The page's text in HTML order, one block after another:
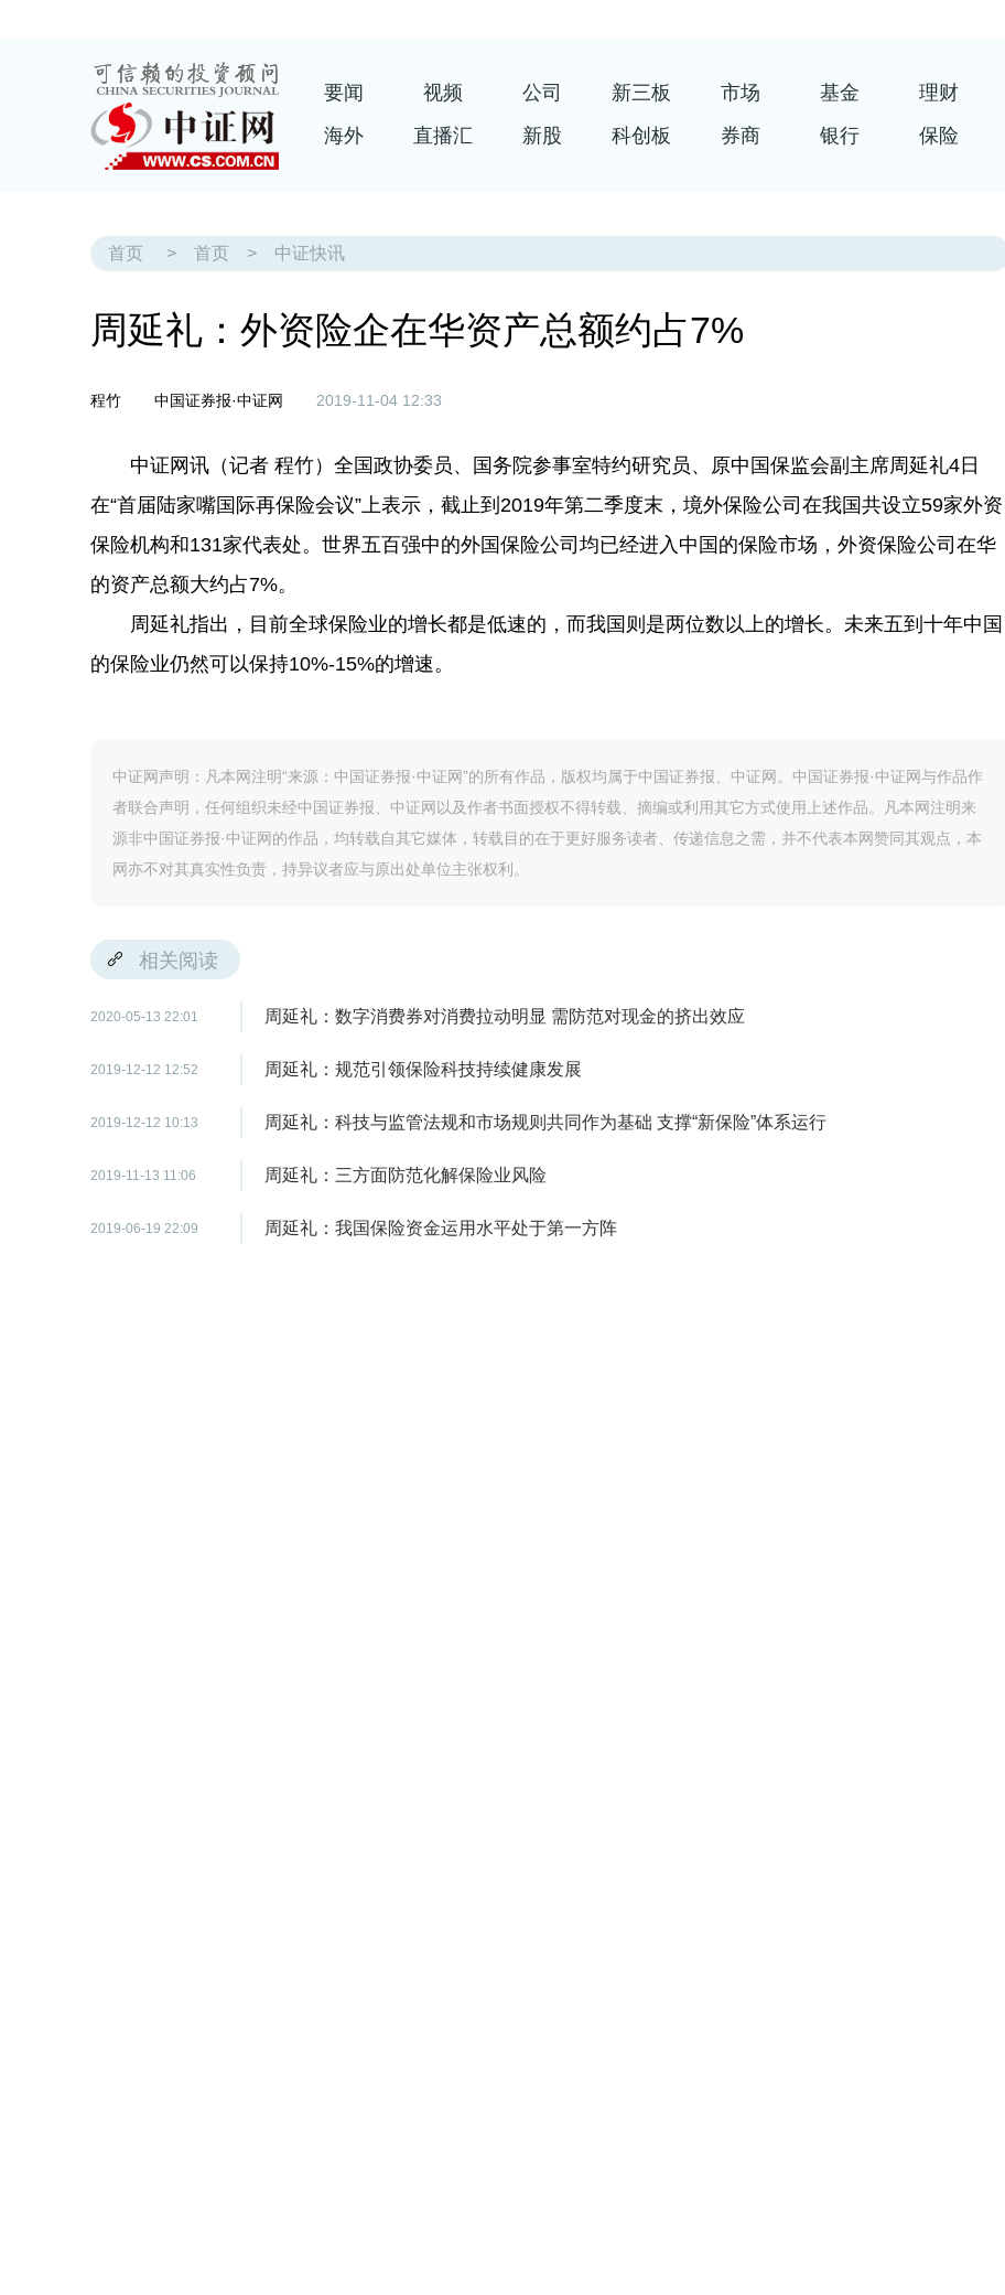
要闻 视频 公司 新三板 市场 基金 理财
海外
直播汇 新股 科创板 券商 银行 保险
首页 > 首页 > 中证快讯
周延礼：外资险企在华资产总额约占7%
程竹 中国证券报·中证网 2019-11-04 12:33
中证网讯（记者 程竹）全国政协委员、国务院参事室特约研究员、原中国保监会副主席周延礼4日
在“首届陆家嘴国际再保险会议”上表示，截止到2019年第二季度末，境外保险公司在我国共设立59家外资
保险机构和131家代表处。世界五百强中的外国保险公司均已经进入中国的保险市场，外资保险公司在华
的资产总额大约占7%。
周延礼指出，目前全球保险业的增长都是低速的，而我国则是两位数以上的增长。未来五到十年中国
的保险业仍然可以保持10%-15%的增速。
中证网声明：凡本网注明“来源：中国证券报·中证网”的所有作品，版权均属于中国证券报、中证网。中国证券报·中证网与作品作
者联合声明，任何组织未经中国证券报、中证网以及作者书面授权不得转载、摘编或利用其它方式使用上述作品。凡本网注明来
源非中国证券报·中证网的作品，均转载自其它媒体，转载目的在于更好服务读者、传递信息之需，并不代表本网赞同其观点，本
网亦不对其真实性负责，持异议者应与原出处单位主张权利。
相关阅读
2020-05-13 22:01 周延礼：数字消费券对消费拉动明显 需防范对现金的挤出效应
2019-12-12 12:52 周延礼：规范引领保险科技持续健康发展
2019-12-12 10:13 周延礼：科技与监管法规和市场规则共同作为基础 支撑“新保险”体系运行
2019-11-13 11:06 周延礼：三方面防范化解保险业风险
2019-06-19 22:09 周延礼：我国保险资金运用水平处于第一方阵